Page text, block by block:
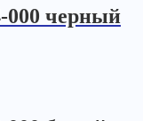
000 черный